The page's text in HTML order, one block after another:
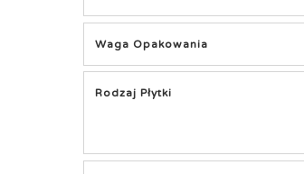
Waga Opakowania
Rodzaj Płytki